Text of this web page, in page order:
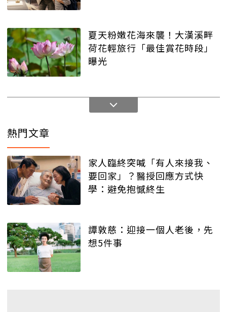
夏天粉嫩花海來襲！大漢溪畔
荷花輕旅行「最佳賞花時段」
曝光
熱門文章
家人臨終突喊「有人來接我、
要回家」？醫授回應方式快
學：避免抱憾終生
譚敦慈：迎接一個人老後，先
想5件事